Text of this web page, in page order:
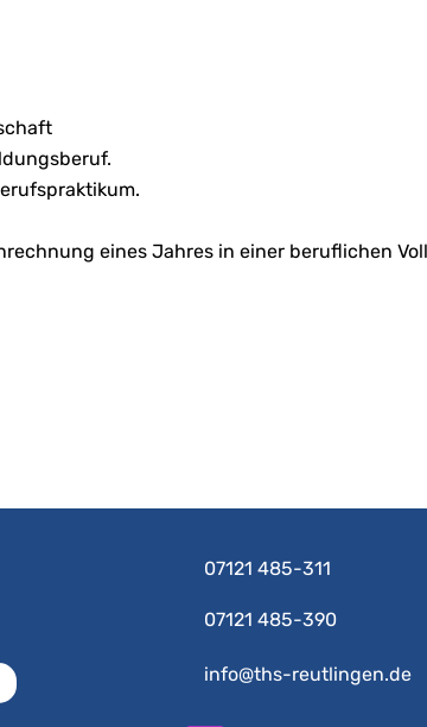
eines Jahres in einer beruflichen
07121 485-311
07121 485-390
info@ths-reutlingen.de